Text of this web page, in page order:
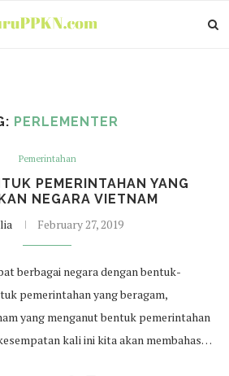
PERLEMENTER
Pemerintahan
PEMERINTAHAN YANG
NEGARA VIETNAM
February 27, 2019
berbagai negara dengan bentuk-
pemerintahan yang beragam,
yang menganut bentuk pemerintahan
kali ini kita akan membahas…